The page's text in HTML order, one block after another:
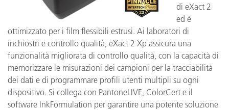
di eXact 2
ed è
ottimizzato per i film flessibili estrusi. Ai laboratori di
inchiostri e controllo qualità, eXact 2 Xp assicura una
funzionalità migliorata di controllo qualità, con la capacità di
memorizzare le misurazioni dei campioni per la tracciabilità
dei dati e di programmare profili utenti multipli su ogni
dispositivo. Si collega con PantoneLIVE, ColorCert e il
software InkFormulation per garantire una potente soluzione